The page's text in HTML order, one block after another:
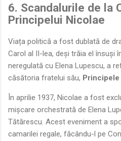
6. Scandalurile de la
Principelui Nicolae
Viața politică a fost dublată de
Carol al II-lea, deși trăia el însuși
neregulată cu Elena Lupescu, a
căsătoria fratelui său, Principele
În aprilie 1937, Nicolae a fost
mișcare orchestrată de Elena
Tătărescu. Acest eveniment a
camarilei regale, făcându-l pe